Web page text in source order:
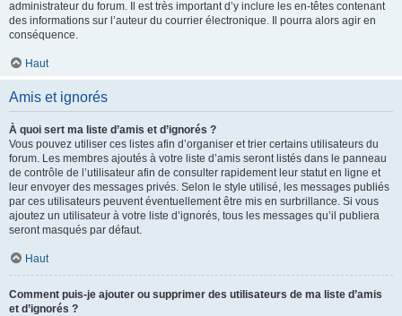
administrateur du forum. Il est très important d’y inclure les en-têtes contenant
des informations sur l’auteur du courrier électronique. Il pourra alors agir en
conséquence.
Haut
Amis et ignorés
À quoi sert ma liste d’amis et d’ignorés ?
Vous pouvez utiliser ces listes afin d’organiser et trier certains utilisateurs du
forum. Les membres ajoutés à votre liste d’amis seront listés dans le panneau
de contrôle de l’utilisateur afin de consulter rapidement leur statut en ligne et
leur envoyer des messages privés. Selon le style utilisé, les messages publiés
par ces utilisateurs peuvent éventuellement être mis en surbrillance. Si vous
ajoutez un utilisateur à votre liste d’ignorés, tous les messages qu’il publiera
seront masqués par défaut.
Haut
Comment puis-je ajouter ou supprimer des utilisateurs de ma liste d’amis
et d’ignorés ?